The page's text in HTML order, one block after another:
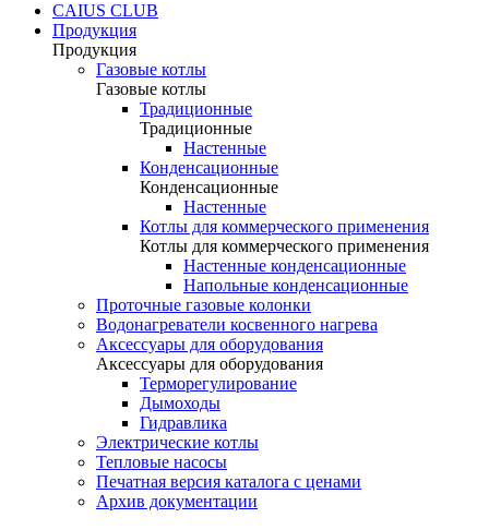
CAIUS CLUB
Продукция
Продукция
Газовые котлы
Газовые котлы
Традиционные
Традиционные
Настенные
Конденсационные
Конденсационные
Настенные
Котлы для коммерческого применения
Котлы для коммерческого применения
Настенные конденсационные
Напольные конденсационные
Проточные газовые колонки
Водонагреватели косвенного нагрева
Аксессуары для оборудования
Аксессуары для оборудования
Терморегулирование
Дымоходы
Гидравлика
Электрические котлы
Тепловые насосы
Печатная версия каталога с ценами
Архив документации